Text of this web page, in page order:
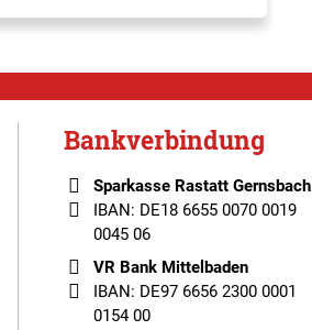
Bankverbindung
Sparkasse Rastatt Gernsbach
IBAN: DE18 6655 0070 0019
0045 06
VR Bank Mittelbaden
IBAN: DE97 6656 2300 0001
0154 00